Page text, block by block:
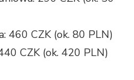
460 CZK (ok. 80 PLN)
CZK (ok. 420 PLN)